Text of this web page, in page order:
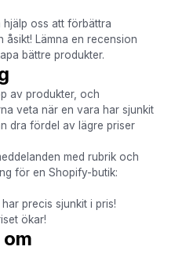
hjälp oss att förbättra
åsikt! Lämna en recension
bättre produkter.
av produkter, och
veta när en vara har sjunkit
dra fördel av lägre priser
med rubrik och
för en Shopify-butik:
precis sjunkit i pris!
ökar!